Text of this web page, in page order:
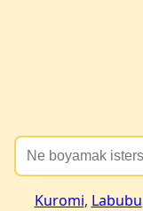
Kuromi, Labubu